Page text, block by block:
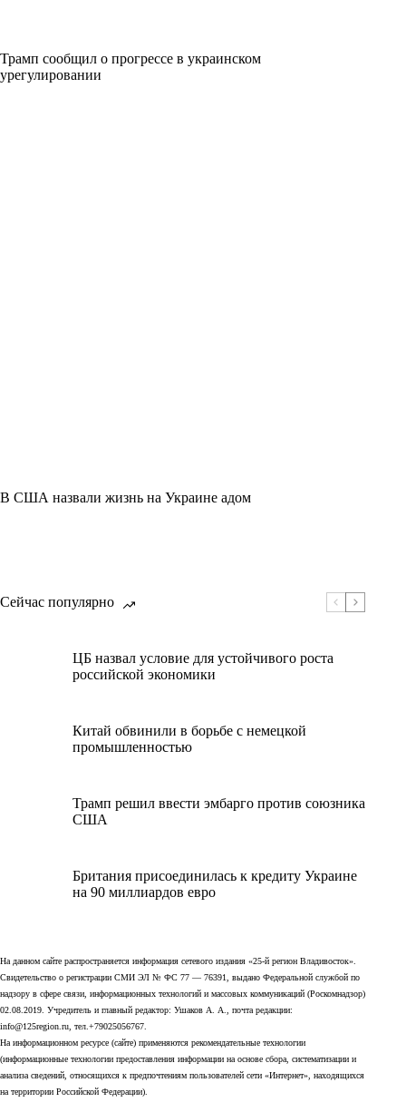
Трамп сообщил о прогрессе в украинском
урегулировании
В США назвали жизнь на Украине адом
Сейчас популярно
ЦБ назвал условие для устойчивого роста
российской экономики
Китай обвинили в борьбе с немецкой
промышленностью
Трамп решил ввести эмбарго против союзника
США
Британия присоединилась к кредиту Украине
на 90 миллиардов евро
На данном сайте распространяется информация сетевого издания «25-й регион Владивосток».
Свидетельство о регистрации СМИ ЭЛ № ФС 77 — 76391, выдано Федеральной службой по
надзору в сфере связи, информационных технологий и массовых коммуникаций (Роскомнадзор)
02.08.2019. Учредитель и главный редактор: Ушаков А. А., почта редакции:
info@125region.ru, тел.+79025056767.
На информационном ресурсе (сайте) применяются рекомендательные технологии
(информационные технологии предоставления информации на основе сбора, систематизации и
анализа сведений, относящихся к предпочтениям пользователей сети «Интернет», находящихся
на территории Российской Федерации).